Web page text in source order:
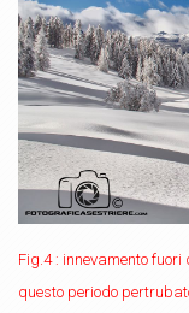
Fig.4 : innevamento
questo periodo